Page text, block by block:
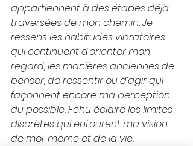
appartiennent à des étapes déjà
traversées de mon chemin. Je
ressens les habitudes vibratoires
qui continuent d’orienter mon
regard, les manières anciennes de
penser, de ressentir ou d’agir qui
façonnent encore ma perception
du possible. Fehu éclaire les limites
discrètes qui entourent ma vision
de moi-même et de la vie.